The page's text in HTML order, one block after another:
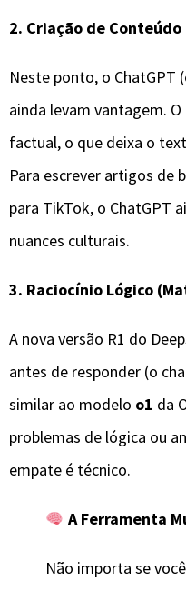
2. Criação de
Neste ponto, o ChatGPT
ainda levam vantagem.
factual, o que deixa o
Para escrever artigos de
para TikTok, o ChatGPT
nuances culturais.
3. Raciocínio Lógico
A nova versão R1 do
antes de responder (o
similar ao modelo o1 da
problemas de lógica ou
empate é técnico.
A Ferramenta
​Não importa se